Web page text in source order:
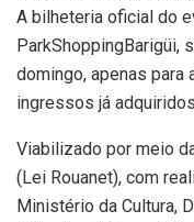
A bilheteria oficial do
ParkShoppingBarigüi,
domingo, apenas
ingressos já
Viabilizado por meio
(Lei Rouanet), com
Ministério da Cultura,